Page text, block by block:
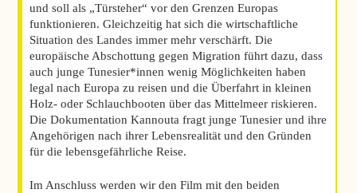
und soll als „Türsteher“ vor den Grenzen Europas
funktionieren. Gleichzeitig hat sich die wirtschaftliche
Situation des Landes immer mehr verschärft. Die
europäische Abschottung gegen Migration führt dazu, dass
auch junge Tunesier*innen wenig Möglichkeiten haben
legal nach Europa zu reisen und die Überfahrt in kleinen
Holz- oder Schlauchbooten über das Mittelmeer riskieren.
Die Dokumentation Kannouta fragt junge Tunesier und ihre
Angehörigen nach ihrer Lebensrealität und den Gründen
für die lebensgefährliche Reise.
Im Anschluss werden wir den Film mit den beiden